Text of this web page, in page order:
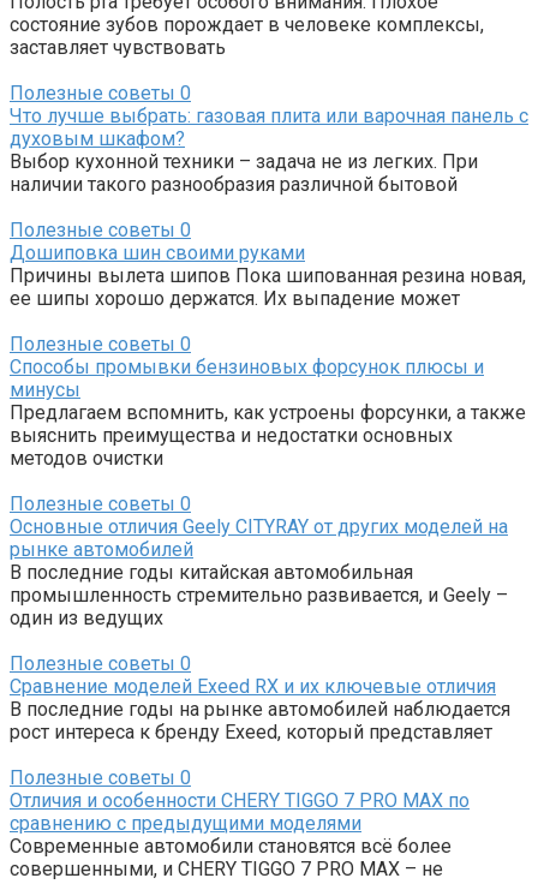
состояние зубов порождает в человеке комплексы,
заставляет чувствовать
Полезные советы 0
Что лучше выбрать: газовая плита или варочная панель с
духовым шкафом?
Выбор кухонной техники – задача не из легких. При
наличии такого разнообразия различной бытовой
Полезные советы 0
Дошиповка шин своими руками
Причины вылета шипов Пока шипованная резина новая,
ее шипы хорошо держатся. Их выпадение может
Полезные советы 0
Способы промывки бензиновых форсунок плюсы и
минусы
Предлагаем вспомнить, как устроены форсунки, а также
выяснить преимущества и недостатки основных
методов очистки
Полезные советы 0
Основные отличия Geely CITYRAY от других моделей на
рынке автомобилей
В последние годы китайская автомобильная
промышленность стремительно развивается, и Geely –
один из ведущих
Полезные советы 0
Сравнение моделей Exeed RX и их ключевые отличия
В последние годы на рынке автомобилей наблюдается
рост интереса к бренду Exeed, который представляет
Полезные советы 0
Отличия и особенности CHERY TIGGO 7 PRO MAX по
сравнению с предыдущими моделями
Современные автомобили становятся всё более
совершенными, и CHERY TIGGO 7 PRO MAX – не